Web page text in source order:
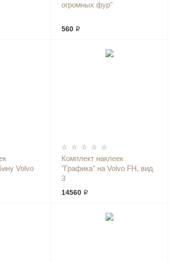
огромных фур"
560 ₽
Volvo
Комплект наклеек
"Графика" на Volvo FH, вид
3
14560 ₽